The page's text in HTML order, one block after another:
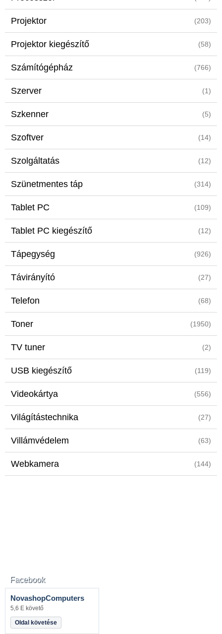
Projektor (203)
Projektor kiegészítő (58)
Számítógépház (766)
Szerver (1)
Szkenner (5)
Szoftver (14)
Szolgáltatás (12)
Szünetmentes táp (314)
Tablet PC (109)
Tablet PC kiegészítő (12)
Tápegység (926)
Távirányító (27)
Telefon (68)
Toner (1950)
TV tuner (2)
USB kiegészítő (119)
Videokártya (556)
Világítástechnika (27)
Villámvédelem (63)
Webkamera (144)
Facebook
NovashopComputers
5,6 E követő
Oldal követése